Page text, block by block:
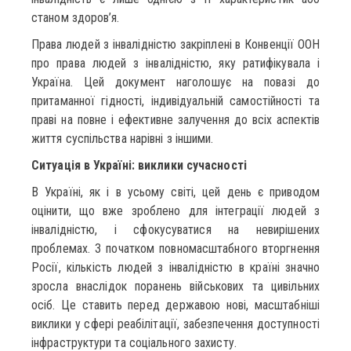
станом здоров’я.
Права людей з інвалідністю закріплені в Конвенції ООН
про права людей з інвалідністю, яку ратифікувала і
Україна. Цей документ наголошує на повазі до
притаманної гідності, індивідуальній самостійності та
праві на повне і ефективне залучення до всіх аспектів
життя суспільства нарівні з іншими.
Ситуація в Україні: виклики сучасності
В Україні, як і в усьому світі, цей день є приводом
оцінити, що вже зроблено для інтеграції людей з
інвалідністю, і сфокусуватися на невирішених
проблемах. З початком повномасштабного вторгнення
Росії, кількість людей з інвалідністю в країні значно
зросла внаслідок поранень військових та цивільних
осіб. Це ставить перед державою нові, масштабніші
виклики у сфері реабілітації, забезпечення доступності
інфраструктури та соціального захисту.